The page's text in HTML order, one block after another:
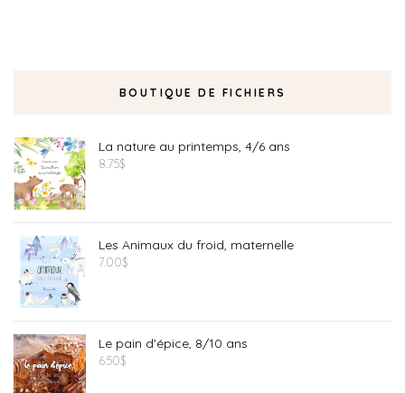
BOUTIQUE DE FICHIERS
La nature au printemps, 4/6 ans
8.75$
Les Animaux du froid, maternelle
7.00$
Le pain d'épice, 8/10 ans
6.50$